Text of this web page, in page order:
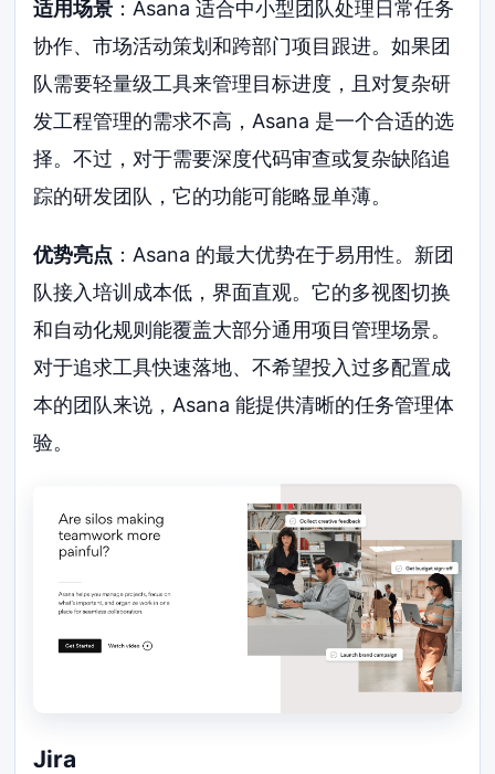
适用场景 ：Asana 适合中小型团队处理日常任务
协作、市场活动策划和跨部门项目跟进。如果团
队需要轻量级工具来管理目标进度，且对复杂研
发工程管理的需求不高，Asana 是一个合适的选
择。不过，对于需要深度代码审查或复杂缺陷追
踪的研发团队，它的功能可能略显单薄。
优势亮点 ：Asana 的最大优势在于易用性。新团
队接入培训成本低，界面直观。它的多视图切换
和自动化规则能覆盖大部分通用项目管理场景。
对于追求工具快速落地、不希望投入过多配置成
本的团队来说，Asana 能提供清晰的任务管理体
验。
Jira